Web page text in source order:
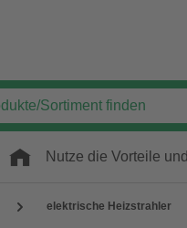
Nutze die Vorteile und
elektrische Heizstrahler